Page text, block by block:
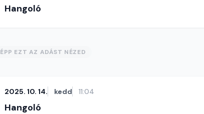
Hangoló
ÉPP EZT AZ ADÁST NÉZED
2025. 10. 14. kedd 11:04
Hangoló